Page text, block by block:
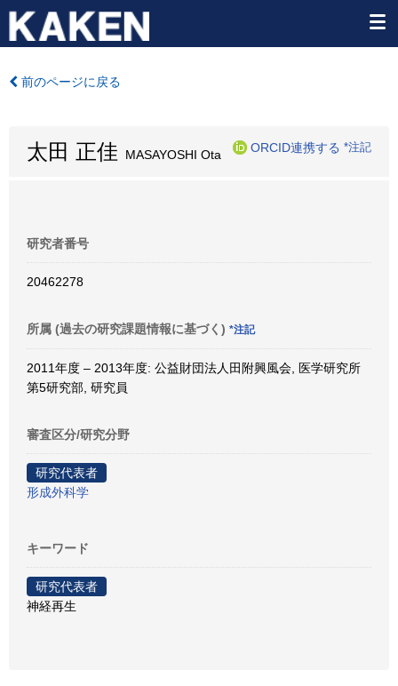
前のページに戻る
太田 正佳 MASAYOSHI Ota
ORCID連携する *注記
研究者番号
20462278
所属 (過去の研究課題情報に基づく) *注記
2011年度 – 2013年度: 公益財団法人田附興風会, 医学研究所
第5研究部, 研究員
審査区分/研究分野
研究代表者
形成外科学
キーワード
研究代表者
神経再生